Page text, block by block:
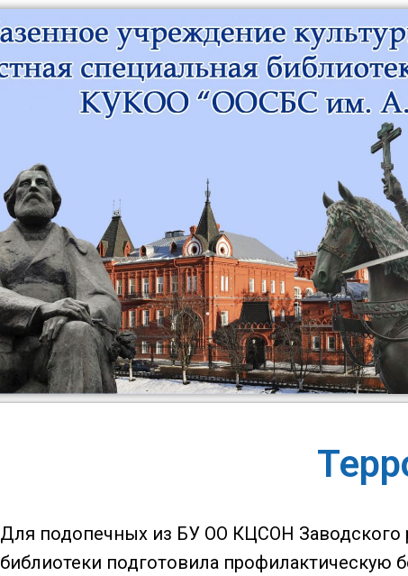
Для подопечных из БУ ОО КЦСОН Заводского
библиотеки подготовила профилактическую